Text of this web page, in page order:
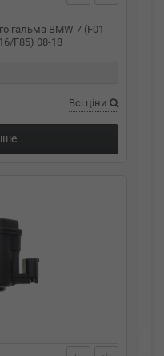
гальма BMW 7 (F01-
F85) 08-18
Всі ціни